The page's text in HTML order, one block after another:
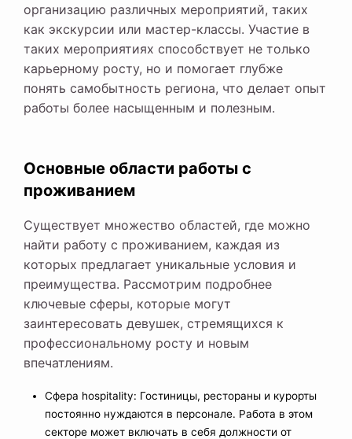
организацию различных мероприятий, таких
как экскурсии или мастер-классы. Участие в
таких мероприятиях способствует не только
карьерному росту, но и помогает глубже
понять самобытность региона, что делает опыт
работы более насыщенным и полезным.
Основные области работы с
проживанием
Существует множество областей, где можно
найти работу с проживанием, каждая из
которых предлагает уникальные условия и
преимущества. Рассмотрим подробнее
ключевые сферы, которые могут
заинтересовать девушек, стремящихся к
профессиональному росту и новым
впечатлениям.
Сфера hospitality: Гостиницы, рестораны и курорты
постоянно нуждаются в персонале. Работа в этом
секторе может включать в себя должности от